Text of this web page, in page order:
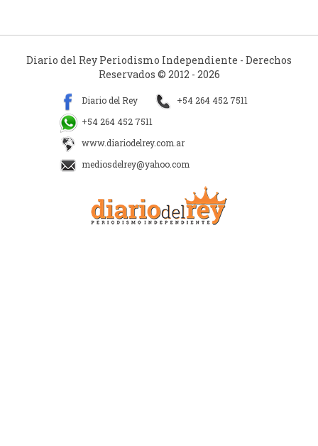
Diario del Rey Periodismo Independiente - Derechos
Reservados © 2012 - 2026
Diario del Rey
+54 264 452 7511
+54 264 452 7511
www.diariodelrey.com.ar
mediosdelrey@yahoo.com